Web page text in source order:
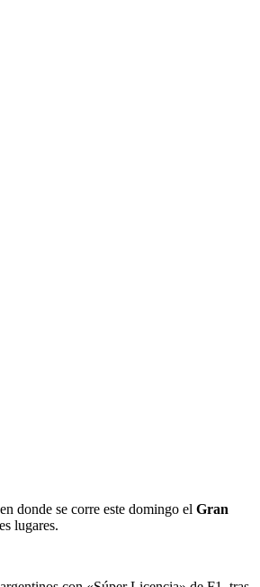
donde se corre este domingo el Gran
lugares.